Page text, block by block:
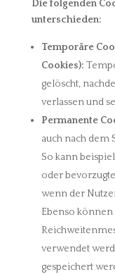
Die folgenden
unterschieden:
Temporäre
Cookies):
gelöscht,
verlassen und
Permanente
auch nach dem
So kann
oder
wenn der
Ebenso
verwendet
gespeichert